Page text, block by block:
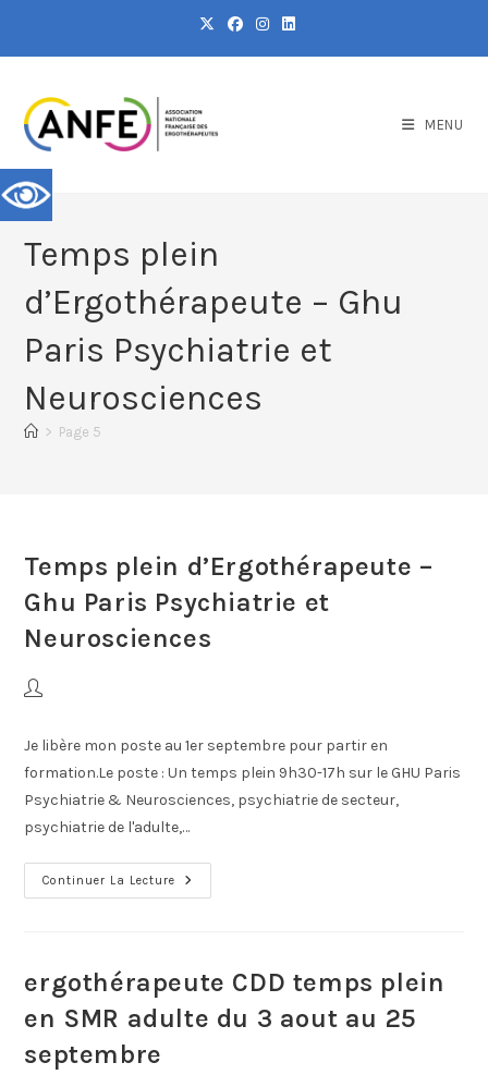
MENU
Temps plein
d’Ergothérapeute – Ghu
Paris Psychiatrie et
Neurosciences
> Page 5
Temps plein d’Ergothérapeute –
Ghu Paris Psychiatrie et
Neurosciences
Je libère mon poste au 1er septembre pour partir en
formation.Le poste : Un temps plein 9h30-17h sur le GHU Paris
Psychiatrie & Neurosciences, psychiatrie de secteur,
psychiatrie de l'adulte,…
Continuer La Lecture
ergothérapeute CDD temps plein
en SMR adulte du 3 aout au 25
septembre